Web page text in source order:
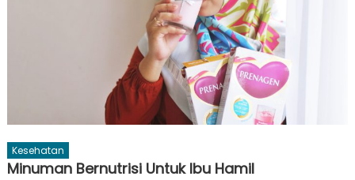
Kesehatan
Minuman Bernutrisi Untuk Ibu Hamil